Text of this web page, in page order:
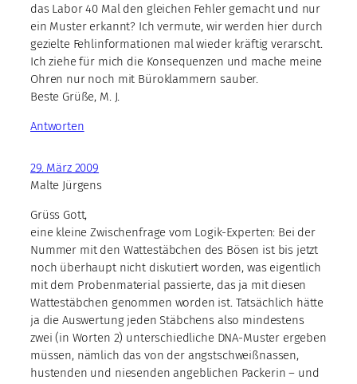
das Labor 40 Mal den gleichen Fehler gemacht und nur
ein Muster erkannt? Ich vermute, wir werden hier durch
gezielte Fehlinformationen mal wieder kräftig verarscht.
Ich ziehe für mich die Konsequenzen und mache meine
Ohren nur noch mit Büroklammern sauber.
Beste Grüße, M. J.
Antworten
29. März 2009
Malte Jürgens
Grüss Gott,
eine kleine Zwischenfrage vom Logik-Experten: Bei der
Nummer mit den Wattestäbchen des Bösen ist bis jetzt
noch überhaupt nicht diskutiert worden, was eigentlich
mit dem Probenmaterial passierte, das ja mit diesen
Wattestäbchen genommen worden ist. Tatsächlich hätte
ja die Auswertung jeden Stäbchens also mindestens
zwei (in Worten 2) unterschiedliche DNA-Muster ergeben
müssen, nämlich das von der angstschweißnassen,
hustenden und niesenden angeblichen Packerin – und